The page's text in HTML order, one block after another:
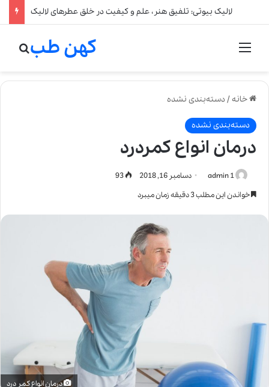
لالیک بیوتی: تلفیق هنر، علم و کیفیت در خلق عطرهای لالیک
منو کهن طب
خانه/دسته‌بندی نشده
دسته‌بندی نشده
درمان انواع کمردرد
admin 1 دسامبر 16, 2018
خواندن این مطلب 3 دقیقه زمان میبرد
درمان انواع کمر درد